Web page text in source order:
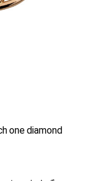
one diamond